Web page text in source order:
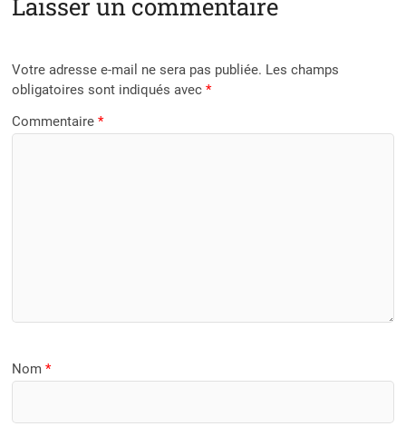
Laisser un commentaire
Votre adresse e-mail ne sera pas publiée. Les champs
obligatoires sont indiqués avec*
Commentaire*
Nom*